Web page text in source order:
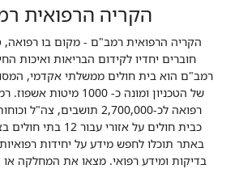
הקריה הרפואית
הקריה הרפואית רמב"ם - מקום בו רפואה,
חוברים יחדיו לקידום הבריאות ואיכות
רמב"ם הוא בית חולים ממשלתי אקדמי,
של הטכניון ומונה כ- 1000
רפואה לכ-2,700,000 תושבים,
כבית חולים על אזורי עבור 12 בתי חולים בצפון מדינת ישראל.
באתר תוכלו לחפש מידע על יחידות
בדיקות ומידע רפואי. מצאו את המחלקה